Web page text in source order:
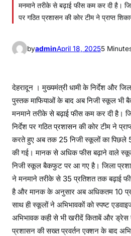
मनमाने तरीके से बढ़ाई फीस कम कर दी है।
पर गठित प्रशासन की कोर टीम ने प्राप्त
byadminApril 18, 20255
देहरादून । मुख्यमंत्री धामी के निर्देश और
पुस्तक माफियाओं के बाद अब निजी स्कूल
मनमाने तरीके से बढ़ाई फीस कम कर दी है।
निर्देश पर गठित प्रशासन की कोर टीम ने
करते हुए अब तक 25 निजी स्कूलों का पिछले
की गई। मानक से अधिक फीस बढ़ाने वाले
निजी स्कूल बैकफुट पर आ गए है। जिला
ने मनमाने तरीके से 35 प्रतिशत तक बढ़ाई
है और मानक के अनुसार अब अधिकतम 10
साथ ही स्कूलों ने अभिभावकों को स्पष्ट
अभिभावक कही से भी खरीदें किताबें और
प्रशासन की सख्त प्रवर्तन एक्शन के बाद